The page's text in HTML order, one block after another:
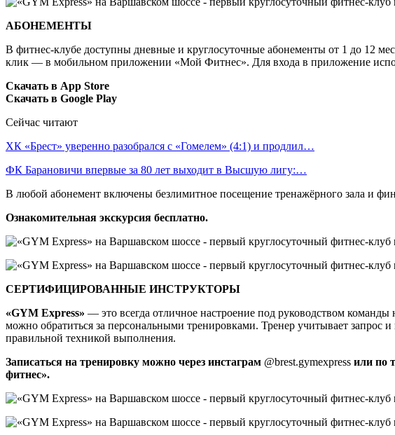
АБОНЕМЕНТЫ
В фитнес-клубе доступны дневные и круглосуточные абонементы от 1 до 12
клик — в мобильном приложении «Мой Фитнес». Для входа в приложение
Скачать в App Store
Скачать в Google Play
Сейчас читают
ХК «Брест» уверенно разобрался с «Гомелем» (4:1) и продлил…
ФК Барановичи впервые за 80 лет выходит в Высшую лигу:…
В любой абонемент включены безлимитное посещение тренажёрного зала и
Ознакомительная экскурсия бесплатно.
СЕРТИФИЦИРОВАННЫЕ ИНСТРУКТОРЫ
«GYM Express» — это всегда отличное настроение под руководством
можно обратиться за персональными тренировками. Тренер учитывает
правильной техникой выполнения.
Записаться на тренировку можно через инстаграм @brest.gymexpress или по
фитнес».